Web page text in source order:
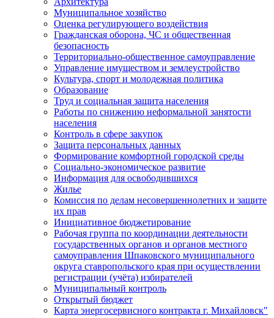
Муниципальное хозяйство
Оценка регулирующего воздействия
Гражданская оборона, ЧС и общественная
безопасность
Территориально-общественное самоуправление
Управление имуществом и землеустройство
Культура, спорт и молодежная политика
Образование
Труд и социальная защита населения
Работы по снижению неформальной занятости
населения
Контроль в сфере закупок
Защита персональных данных
Формирование комфортной городской среды
Социально-экономическое развитие
Информация для освободившихся
Жилье
Комиссия по делам несовершеннолетних и защите
их прав
Инициативное бюджетирование
Рабочая группа по координации деятельности
государственных органов и органов местного
самоуправления Шпаковского муниципального
округа ставропольского края при осуществлении
регистрации (учёта) избирателей
Муниципальный контроль
Открытый бюджет
Карта энергосервисного контракта г. Михайловск"